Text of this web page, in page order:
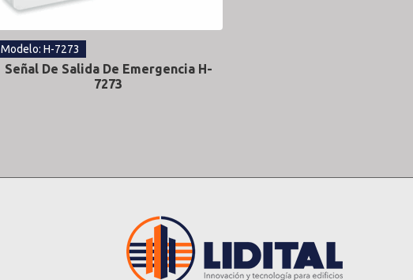
Modelo: H-7273
Señal De Salida De Emergencia H-
7273